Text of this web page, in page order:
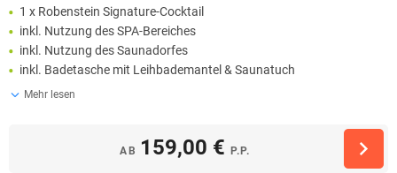
1 x Robenstein Signature-Cocktail
inkl. Nutzung des SPA-Bereiches
inkl. Nutzung des Saunadorfes
inkl. Badetasche mit Leihbademantel & Saunatuch
Mehr lesen
AB 159,00 € P.P.